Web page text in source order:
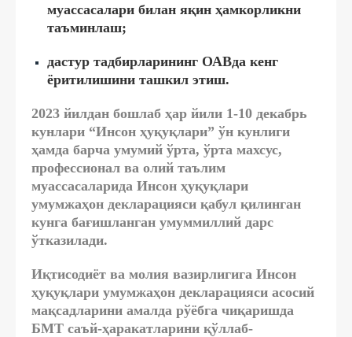
муассасалари билан яқин ҳамкорликни
таъминлаш;
дастур тадбирларининг ОАВда кенг
ёритилишини ташкил этиш.
2023 йилдан бошлаб ҳар йили 1-10 декабрь
кунлари “Инсон ҳуқуқлари” ўн кунлиги
ҳамда барча умумий ўрта, ўрта махсус,
профессионал ва олий таълим
муассасаларида Инсон ҳуқуқлари
умумжаҳон декларацияси қабул қилинган
кунга бағишланган умуммиллий дарс
ўтказилади.
Иқтисодиёт ва молия вазирлигига Инсон
ҳуқуқлари умумжаҳон декларацияси асосий
мақсадларини амалда рўёбга чиқаришда
БМТ саъй-ҳаракатларини қўллаб-